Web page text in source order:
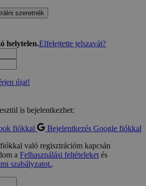
szeretnék
helytelen.Elfelejtette jelszavát?
újat!
is bejelentkezhet:
fiókkal
Bejelentkezés Google fiókkal
való regisztrációm kapcsán
a Felhasználási feltételeketés
szabályzatot..